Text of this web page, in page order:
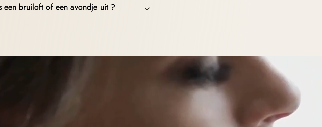
een bruiloft of een avondje uit ?